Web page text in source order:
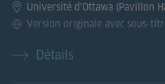
Université d'Ottawa (Pavillon
Version originale avec sous-
Détails